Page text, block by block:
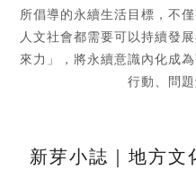
所倡導的永續生活目標，不
人文社會都需要可以持續發
來力」，將永續意識內化成
行動、問題
新芽小誌｜地方